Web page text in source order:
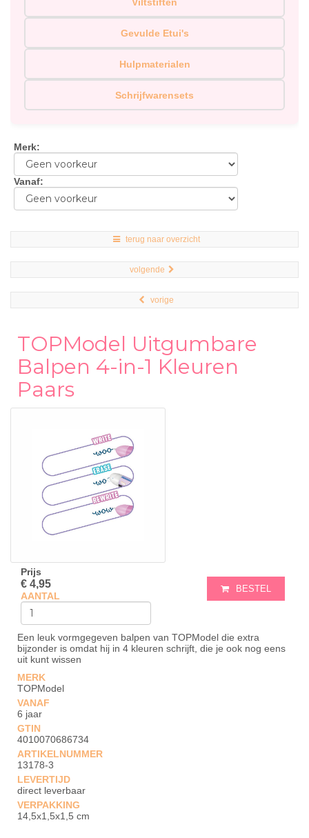
Gevulde Etui's
Hulpmaterialen
Schrijfwarensets
Merk:
Vanaf:
terug naar overzicht
volgende
vorige
TOPModel Uitgumbare
Balpen 4-in-1 Kleuren
Paars
Prijs
€ 4,95
AANTAL
BESTEL
Een leuk vormgegeven balpen van TOPModel die extra
bijzonder is omdat hij in 4 kleuren schrijft, die je ook nog eens
uit kunt wissen
MERK
TOPModel
VANAF
6 jaar
GTIN
4010070686734
ARTIKELNUMMER
13178-3
LEVERTIJD
direct leverbaar
VERPAKKING
14,5x1,5x1,5 cm